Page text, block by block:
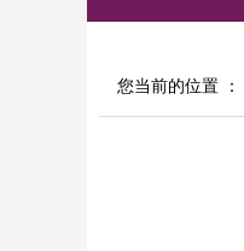
您当前的位置 ：